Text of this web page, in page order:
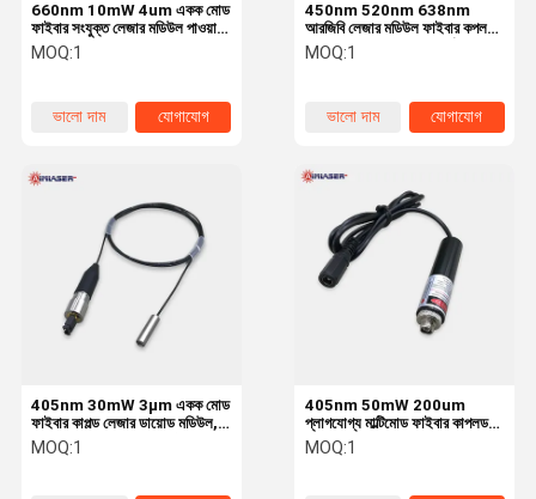
660nm 10mW 4um একক মোড
ফাইবার সংযুক্ত লেজার মডিউল পাওয়ার
সামঞ্জস্যযোগ্য বোতাম সহ
MOQ:1
ভালো দাম যোগাযোগ
450nm 520nm 638nm
আরজিবি লেজার মডিউল ফাইবার কপলড
ব্লুটুথ নিয়ন্ত্রিত মাল্টি-রঙ পরিবর্তনযোগ্য
MOQ:1
ভালো দাম যোগাযোগ
405nm 30mW 3μm একক মোড
ফাইবার কাপল্ড লেজার ডায়োড মডিউল,
পিসিবি ড্রাইভার এবং কলাইমেটর সহ
MOQ:1
405nm 50mW 200um
প্লাগযোগ্য মাল্টিমোড ফাইবার কাপলড
লেজার ডায়োড মডিউল অ্যানালগ এবং
টিটিএল মডুলেশন সহ
MOQ:1